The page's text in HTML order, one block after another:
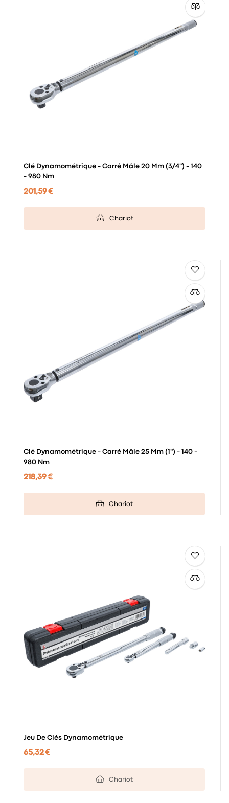
Clé Dynamométrique - Carré Mâle 20 Mm (3/4") - 140
- 980 Nm
201,59 €
Chariot
Clé Dynamométrique - Carré Mâle 25 Mm (1") - 140 -
980 Nm
218,39 €
Chariot
Jeu De Clés Dynamométrique
65,32 €
Chariot